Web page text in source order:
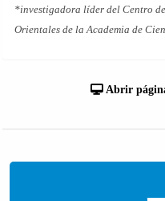
*investigadora líder del Centro
Orientales de la Academia de
Abrir